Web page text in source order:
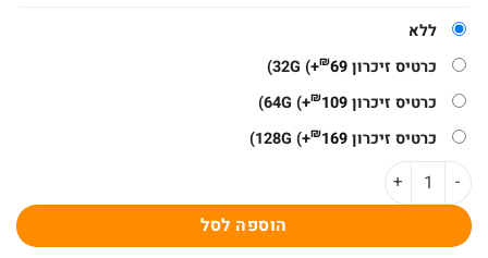
ללא
כרטיס זיכרון 32G
(+₪69
)
כרטיס זיכרון 64G
(+₪109
)
כרטיס זיכרון 128G
(+₪169
)
כמות של מצלמה אלחוטית IP במטען עם שידור ישיר לסמארטפון W22
הוספה לסל